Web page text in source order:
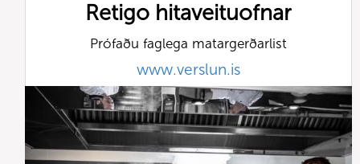
Retigo hitaveituofnar
Prófaðu faglega matargerðarlist
www.verslun.is